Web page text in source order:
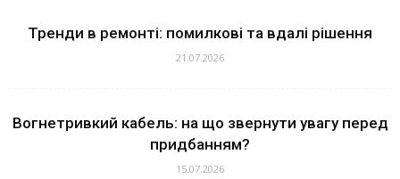
Тренди в ремонті: помилкові та вдалі рішення
21.07.2026
Вогнетривкий кабель: на що звернути увагу перед
придбанням?
15.07.2026